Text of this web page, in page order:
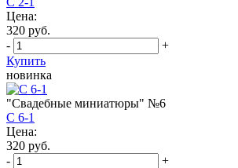
Цена:
320 руб.
-
+
Купить
новинка
"Свадебные миниатюры" №6
С 6-1
Цена:
320 руб.
-
+